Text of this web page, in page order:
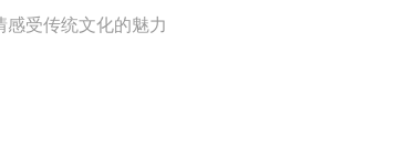
受传统文化的魅力